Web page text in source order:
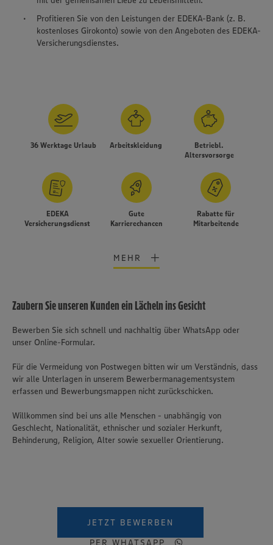
Profitieren Sie von den Leistungen der EDEKA-Bank (z. B.
kostenloses Girokonto) sowie von den Angeboten des EDEKA-
Versicherungsdienstes.
36 Werktage Urlaub Arbeitskleidung
Betriebl.
Altersvorsorge
EDEKA
Versicherungsdienst
Gute
Karrierechancen
Rabatte für
Mitarbeitende
MEHR
Zaubern Sie unseren Kunden ein Lächeln ins Gesicht
Bewerben Sie sich schnell und nachhaltig über WhatsApp oder
unser Online-Formular.
Für die Vermeidung von Postwegen bitten wir um Verständnis, dass
wir alle Unterlagen in unserem Bewerbermanagementsystem
erfassen und Bewerbungsmappen nicht zurückschicken.
Willkommen sind bei uns alle Menschen - unabhängig von
Geschlecht, Nationalität, ethnischer und sozialer Herkunft,
Behinderung, Religion, Alter sowie sexueller Orientierung.
JETZT BEWERBEN
PER WHATSAPP